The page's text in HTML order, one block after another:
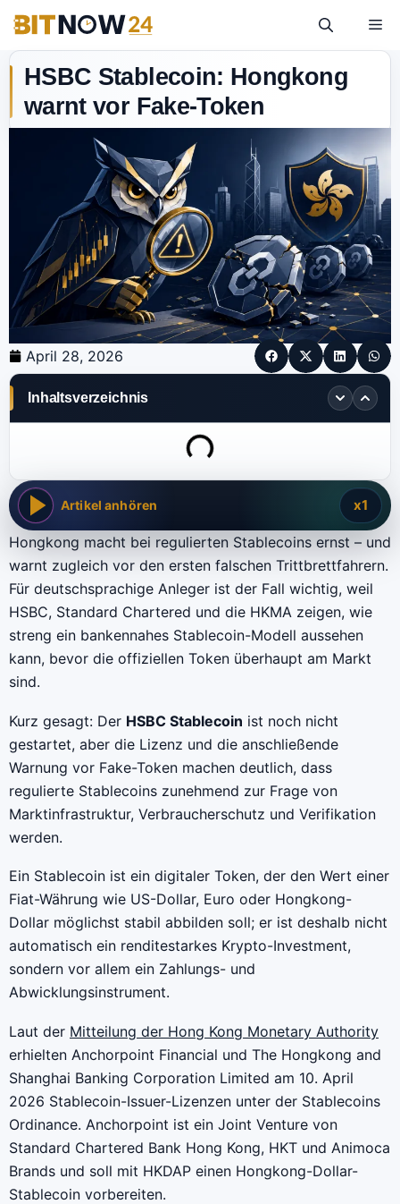
HSBC Stablecoin: Hongkong
warnt vor Fake-Token
April 28, 2026
Inhaltsverzeichnis
Artikel anhören x1
Hongkong macht bei regulierten Stablecoins ernst – und
warnt zugleich vor den ersten falschen Trittbrettfahrern.
Für deutschsprachige Anleger ist der Fall wichtig, weil
HSBC, Standard Chartered und die HKMA zeigen, wie
streng ein bankennahes Stablecoin-Modell aussehen
kann, bevor die offiziellen Token überhaupt am Markt
sind.
Kurz gesagt: Der HSBC Stablecoin ist noch nicht
gestartet, aber die Lizenz und die anschließende
Warnung vor Fake-Token machen deutlich, dass
regulierte Stablecoins zunehmend zur Frage von
Marktinfrastruktur, Verbraucherschutz und Verifikation
werden.
Ein Stablecoin ist ein digitaler Token, der den Wert einer
Fiat-Währung wie US-Dollar, Euro oder Hongkong-
Dollar möglichst stabil abbilden soll; er ist deshalb nicht
automatisch ein renditestarkes Krypto-Investment,
sondern vor allem ein Zahlungs- und
Abwicklungsinstrument.
Laut der Mitteilung der Hong Kong Monetary Authority
erhielten Anchorpoint Financial und The Hongkong and
Shanghai Banking Corporation Limited am 10. April
2026 Stablecoin-Issuer-Lizenzen unter der Stablecoins
Ordinance. Anchorpoint ist ein Joint Venture von
Standard Chartered Bank Hong Kong, HKT und Animoca
Brands und soll mit HKDAP einen Hongkong-Dollar-
Stablecoin vorbereiten.